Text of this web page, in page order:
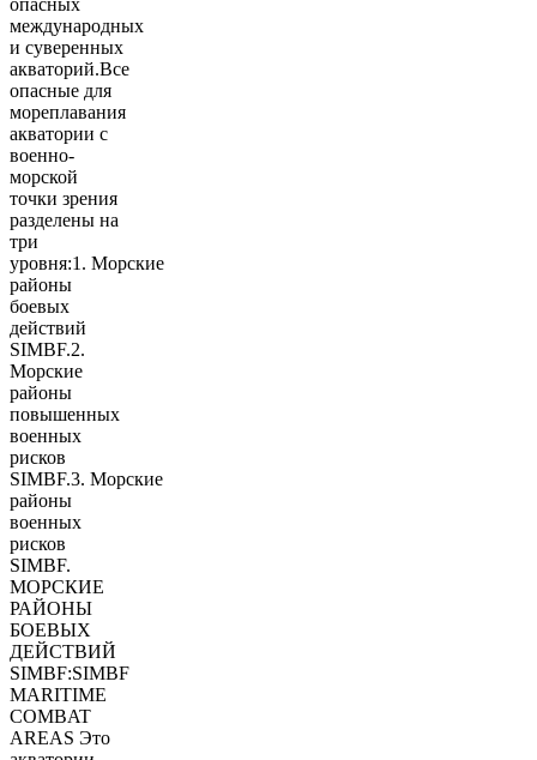
опасных
международных
и суверенных
акваторий.Все
опасные для
мореплавания
акватории с
военно-
морской
точки зрения
разделены на
три
уровня:1. Морские
районы
боевых
действий
SIMBF.2.
Морские
районы
повышенных
военных
рисков
SIMBF.3. Морские
районы
военных
рисков
SIMBF.
МОРСКИЕ
РАЙОНЫ
БОЕВЫХ
ДЕЙСТВИЙ
SIMBF:SIMBF
MARITIME
COMBAT
AREAS Это